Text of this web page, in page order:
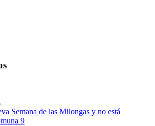
Semana de las Milongas y no está
9